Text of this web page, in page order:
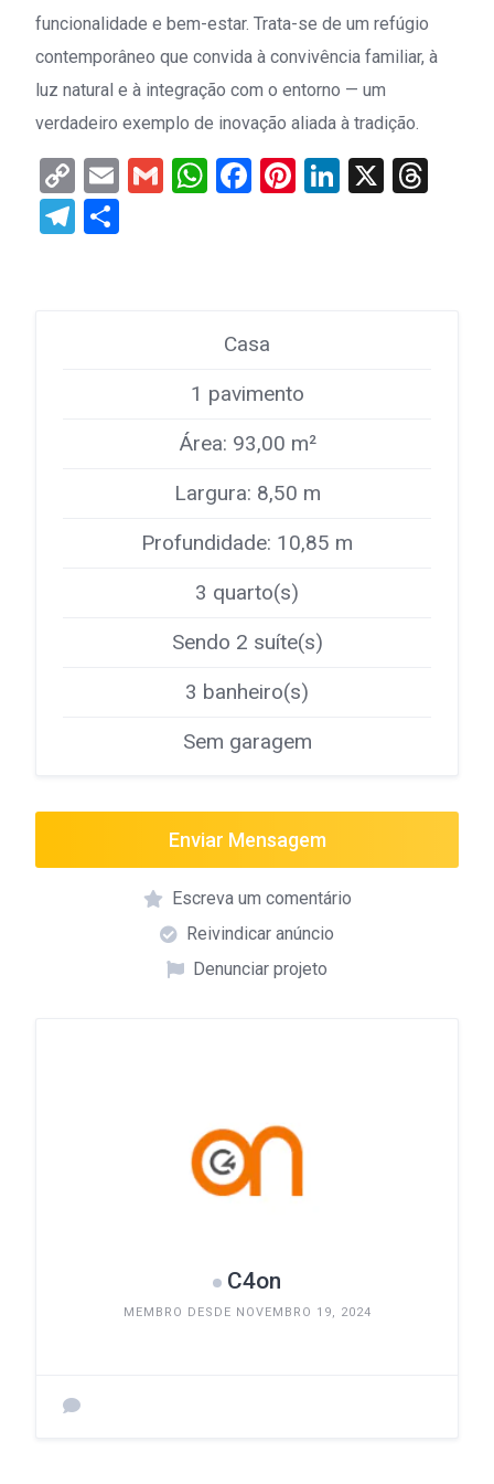
funcionalidade e bem-estar. Trata-se de um refúgio
contemporâneo que convida à convivência familiar, à
luz natural e à integração com o entorno — um
verdadeiro exemplo de inovação aliada à tradição.
Copy
Link
EmailGmailWhatsApp
Facebook
Pinterest
LinkedIn
X
Telegram
Casa
1 pavimento
Área: 93,00 m²
Largura: 8,50 m
Profundidade: 10,85 m
3 quarto(s)
Sendo 2 suíte(s)
3 banheiro(s)
Sem garagem
Enviar Mensagem
Escreva um comentário
Reivindicar anúncio
Denunciar projeto
C4on
MEMBRO DESDE NOVEMBRO 19, 2024